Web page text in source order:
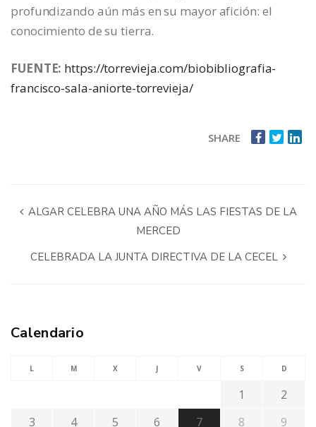
profundizando aún más en su mayor afición: el
conocimiento de su tierra.
FUENTE: https://torrevieja.com/biobibliografia-
francisco-sala-aniorte-torrevieja/
SHARE
ALGAR CELEBRA UNA AÑO MÁS LAS FIESTAS DE LA
MERCED
CELEBRADA LA JUNTA DIRECTIVA DE LA CECEL
Calendario
L M X J V S D
1
2
3
4 5 6 7 8
9